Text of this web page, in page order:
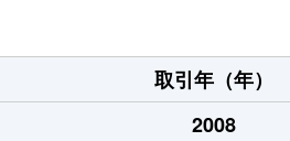
取引年（年）
2008